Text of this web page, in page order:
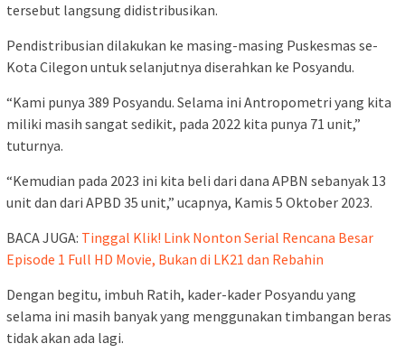
tersebut langsung didistribusikan.
Pendistribusian dilakukan ke masing-masing Puskesmas se-
Kota Cilegon untuk selanjutnya diserahkan ke Posyandu.
“Kami punya 389 Posyandu. Selama ini Antropometri yang kita
miliki masih sangat sedikit, pada 2022 kita punya 71 unit,”
tuturnya.
“Kemudian pada 2023 ini kita beli dari dana APBN sebanyak 13
unit dan dari APBD 35 unit,” ucapnya, Kamis 5 Oktober 2023.
BACA JUGA: Tinggal Klik! Link Nonton Serial Rencana Besar
Episode 1 Full HD Movie, Bukan di LK21 dan Rebahin
Dengan begitu, imbuh Ratih, kader-kader Posyandu yang
selama ini masih banyak yang menggunakan timbangan beras
tidak akan ada lagi.